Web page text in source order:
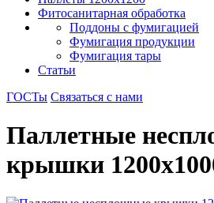
Фитосанитарная обработка
Поддоны с фумигацией
Фумигация продукции
Фумигация тары
Статьи
ГОСТы Связаться с нами
Паллетные
крышки